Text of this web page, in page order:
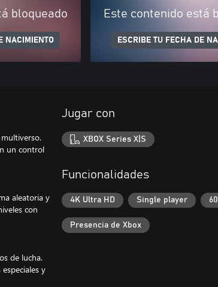
bloqueado
NACIMIENTO
Este contenido está
ESCRIBE TU FECHA DE
un control
aleatoria y
con
de lucha.
y
Jugar con
XBOX Series X|S
Funcionalidades
4K Ultra HD Single player
Presencia de Xbox